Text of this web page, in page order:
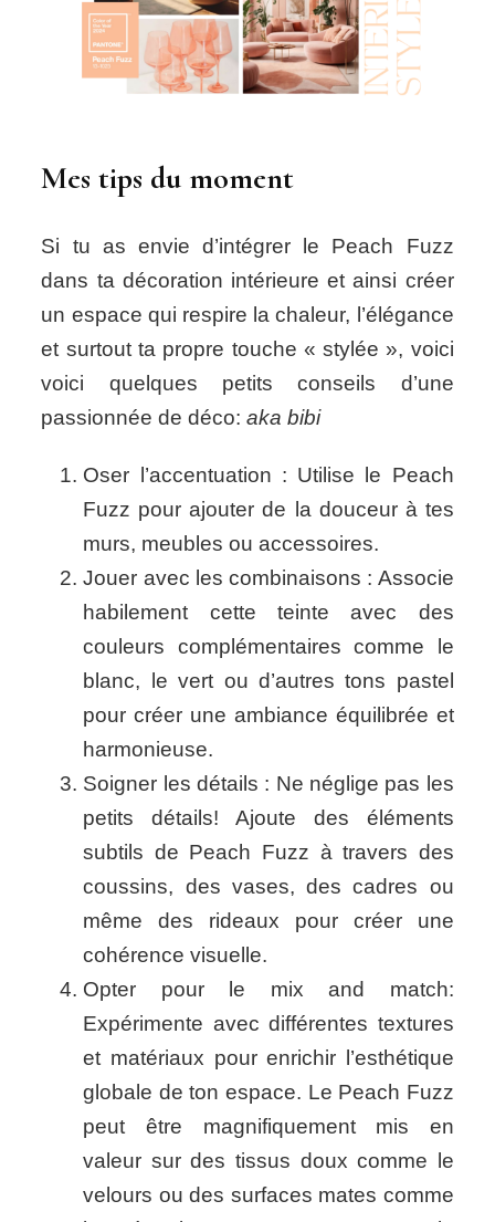
Mes tips du moment
Si tu as envie d’intégrer le Peach Fuzz
dans ta décoration intérieure et ainsi créer
un espace qui respire la chaleur, l’élégance
et surtout ta propre touche « stylée », voici
voici quelques petits conseils d’une
passionnée de déco:aka bibi
Oser l’accentuation : Utilise le Peach
Fuzz pour ajouter de la douceur à tes
murs, meubles ou accessoires.
Jouer avec les combinaisons : Associe
habilement cette teinte avec des
couleurs complémentaires comme le
blanc, le vert ou d’autres tons pastel
pour créer une ambiance équilibrée et
harmonieuse.
Soigner les détails : Ne néglige pas les
petits détails! Ajoute des éléments
subtils de Peach Fuzz à travers des
coussins, des vases, des cadres ou
même des rideaux pour créer une
cohérence visuelle.
Opter pour le mix and match:
Expérimente avec différentes textures
et matériaux pour enrichir l’esthétique
globale de ton espace. Le Peach Fuzz
peut être magnifiquement mis en
valeur sur des tissus doux comme le
velours ou des surfaces mates comme